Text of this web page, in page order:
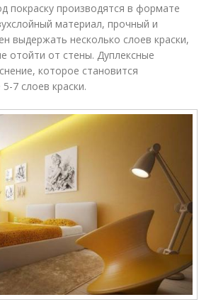
покраску производятся в формате
материал, прочный и
выдержать несколько слоев краски,
отойти от стены. Дуплексные
которое становится
7 слоев краски.